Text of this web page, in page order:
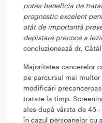
putea beneficia de
prognostic excelent
atât de importantă
depistare precoce a
concluzionează dr.
Majoritatea cancerelor
pe parcursul mai
modificări
tratate la timp.
ales după vârsta de 45
în cazul persoanelor cu